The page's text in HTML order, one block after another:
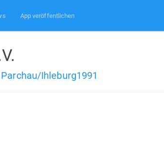
App veröffentlichen
Ihleburg1991